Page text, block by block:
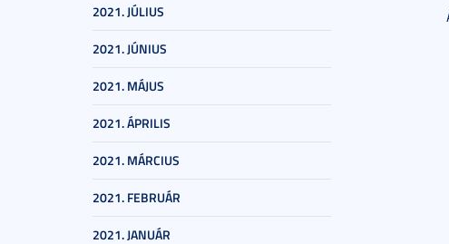
2021. JÚLIUS
2021. JÚNIUS
2021. MÁJUS
2021. ÁPRILIS
2021. MÁRCIUS
2021. FEBRUÁR
2021. JANUÁR